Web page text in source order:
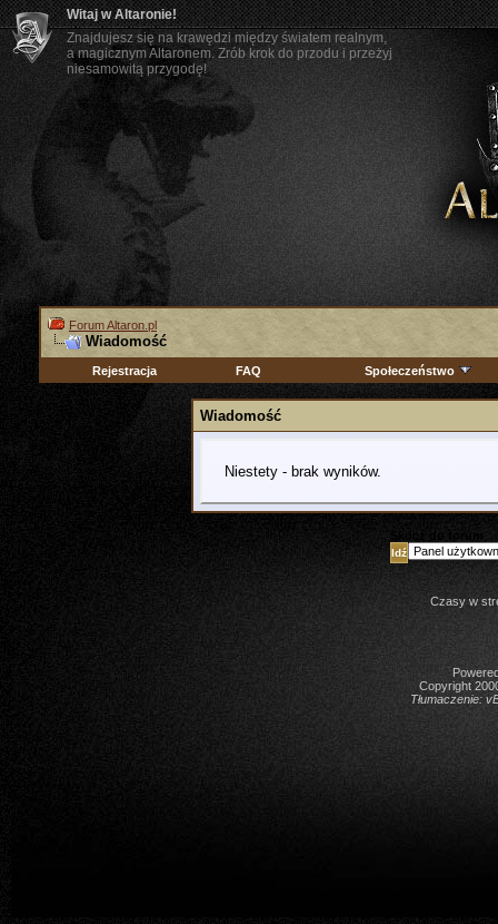
Witaj w Altaronie!
Znajdujesz się na krawędzi między światem realnym,
a magicznym Altaronem. Zrób krok do przodu i przeżyj
niesamowitą przygodę!
Forum Altaron.pl
Wiadomość
Rejestracja FAQ Społeczeństwo
Wiadomość
Niestety - brak wyników.
Skocz do forum
Czasy w
Copyright
Tłumaczenie: